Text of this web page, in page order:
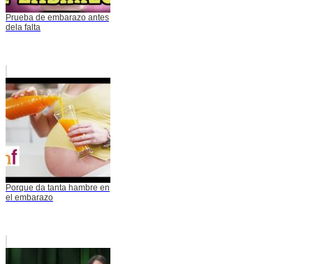
Prueba de embarazo antes
dela falta
Porque da tanta hambre en
el embarazo